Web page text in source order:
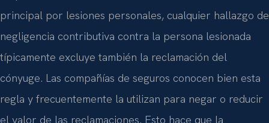
principal por lesiones personales, cualquier hallazgo de
negligencia contributiva contra la persona lesionada
típicamente excluye también la reclamación del
cónyuge. Las compañías de seguros conocen bien esta
regla y frecuentemente la utilizan para negar o reducir
el valor de las reclamaciones. Esto hace que la